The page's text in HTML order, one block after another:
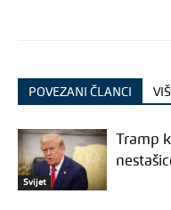
POVEZANI ČLANCI
Svijet
Tramp